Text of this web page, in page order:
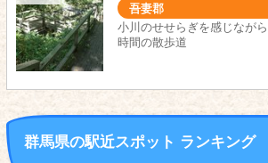
吾妻郡
小川のせせらぎを感じなが
時間の散歩道
群馬県の駅近スポット ランキング